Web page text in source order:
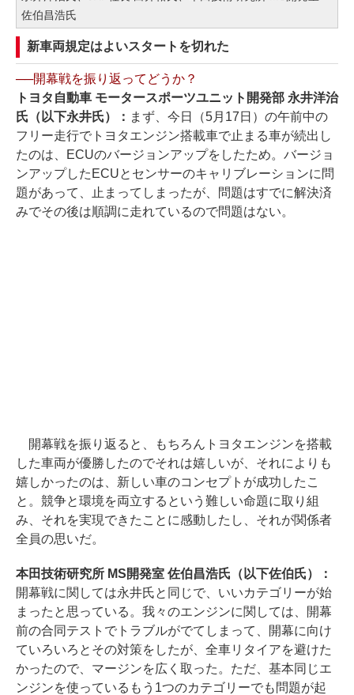
佐伯昌浩氏
新車両規定はよいスタートを切れた
──開幕戦を振り返ってどうか？
トヨタ自動車 モータースポーツユニット開発部 永井洋治
氏（以下永井氏）： まず、今日（5月17日）の午前中の
フリー走行でトヨタエンジン搭載車で止まる車が続出し
たのは、ECUのバージョンアップをしたため。バージョ
ンアップしたECUとセンサーのキャリブレーションに問
題があって、止まってしまったが、問題はすでに解決済
みでその後は順調に走れているので問題はない。
開幕戦を振り返ると、もちろんトヨタエンジンを搭載
した車両が優勝したのでそれは嬉しいが、それによりも
嬉しかったのは、新しい車のコンセプトが成功したこ
と。競争と環境を両立するという難しい命題に取り組
み、それを実現できたことに感動したし、それが関係者
全員の思いだ。
本田技術研究所 MS開発室 佐伯昌浩氏（以下佐伯氏）：
開幕戦に関しては永井氏と同じで、いいカテゴリーが始
まったと思っている。我々のエンジンに関しては、開幕
前の合同テストでトラブルがでてしまって、開幕に向け
ていろいろとその対策をしたが、全車リタイアを避けた
かったので、マージンを広く取った。ただ、基本同じエ
ンジンを使っているもう1つのカテゴリーでも問題が起